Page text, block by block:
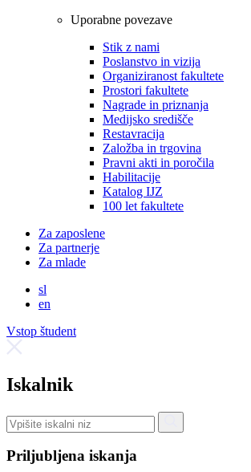
Uporabne povezave
Stik z nami
Poslanstvo in vizija
Organiziranost fakultete
Prostori fakultete
Nagrade in priznanja
Medijsko središče
Restavracija
Založba in trgovina
Pravni akti in poročila
Habilitacije
Katalog IJZ
100 let fakultete
Za zaposlene
Za partnerje
Za mlade
sl
en
Vstop študent
Iskalnik
Priljubljena iskanja